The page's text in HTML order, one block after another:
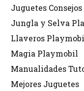
Juguetes
Jungla y Selva
Llaveros
Magia Playmobil
Manualidades
Mejores Juguetes